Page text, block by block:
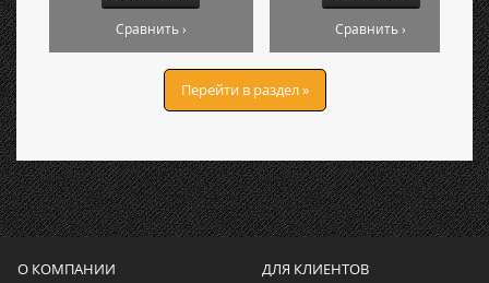
Сравнить › Сравнить ›
Перейти в раздел »
О КОМПАНИИ ДЛЯ КЛИЕНТОВ